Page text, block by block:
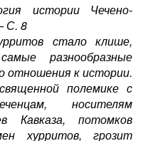
истории Чечено-
С. 8
стало клише,
разнообразные
отношения к истории.
полемике с
носителям
Кавказа, потомков
хурритов, грозит